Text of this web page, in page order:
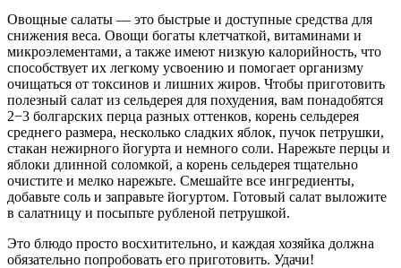
Овощные салаты — это быстрые и доступные средства для
снижения веса. Овощи богаты клетчаткой, витаминами и
микроэлементами, а также имеют низкую калорийность, что
способствует их легкому усвоению и помогает организму
очищаться от токсинов и лишних жиров. Чтобы приготовить
полезный салат из сельдерея для похудения, вам понадобятся
2−3 болгарских перца разных оттенков, корень сельдерея
среднего размера, несколько сладких яблок, пучок петрушки,
стакан нежирного йогурта и немного соли. Нарежьте перцы и
яблоки длинной соломкой, а корень сельдерея тщательно
очистите и мелко нарежьте. Смешайте все ингредиенты,
добавьте соль и заправьте йогуртом. Готовый салат выложите
в салатницу и посыпьте рубленой петрушкой.
Это блюдо просто восхитительно, и каждая хозяйка должна
обязательно попробовать его приготовить. Удачи!